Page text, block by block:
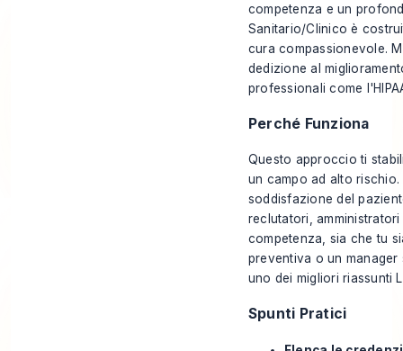
competenza e un
Sanitario/Clinico è
cura compassionevole.
dedizione al
professionali come
Perché Funziona
Questo approccio ti
un campo ad alto
soddisfazione del
reclutatori,
competenza, sia che tu
preventiva o un
uno dei migliori riassunti
Spunti Pratici